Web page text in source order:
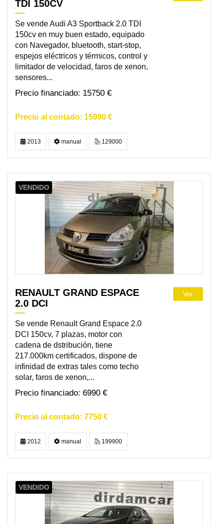
TDI 150CV
Se vende Audi A3 Sportback 2.0 TDI
150cv en muy buen estado, equipado
con Navegador, bluetooth, start-stop,
espejos eléctricos y térmicos, control y
limitador de velocidad, faros de xenon,
sensores...
15750 €
15990 €
2013 manual 129000
VENDIDO
RENAULT GRAND ESPACE
2.0 DCI
Se vende Renault Grand Espace 2.0
DCI 150cv, 7 plazas, motor con
cadena de dstribución, tiene
217.000km certificados, dispone de
infinidad de extras tales como techo
solar, faros de xenon,...
6990 €
7750 €
Ver
2012 manual 199900
VENDIDO